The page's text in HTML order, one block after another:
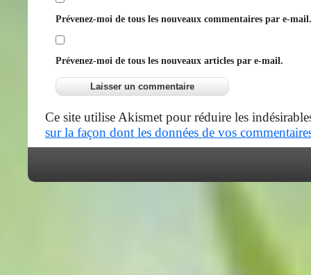
Prévenez-moi de tous les nouveaux commentaires par e-mail.
Prévenez-moi de tous les nouveaux articles par e-mail.
Ce site utilise Akismet pour réduire les
sur la façon dont les données de vos